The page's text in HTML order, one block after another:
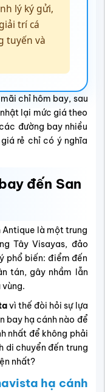
lý ký gửi,
trí cá
tuyến và
chỉ hôm bay, sau
lại mức giá theo
đường bay nhiều
rẻ chỉ có ý nghĩa
đến San
Antique là một trung
Tây Visayas, đảo
phổ biến: điểm đến
tán, gây nhầm lẫn
vùng.
vì thế đòi hỏi sự lựa
bay hạ cánh nào để
nhất để không phải
di chuyển đến trung
nhất?
hạ cánh